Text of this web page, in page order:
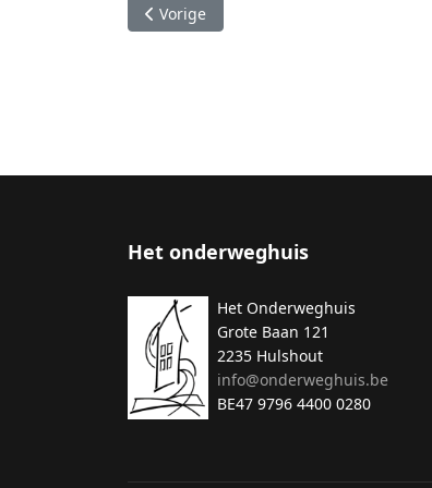
Vorig artikel: Woensdag 1 april
Vorige
Het onderweghuis
Het Onderweghuis
Grote Baan 121
2235 Hulshout
info@onderweghuis.be
BE47 9796 4400 0280